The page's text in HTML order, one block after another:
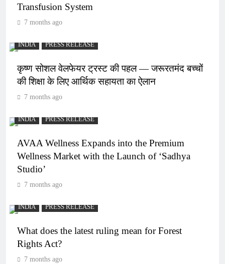
Transfusion System
7 months ago
INDIA PRESS RELEASE
कृष्ण सोशल वेलफेयर ट्रस्ट की पहल — जरूरतमंद बच्चों
की शिक्षा के लिए आर्थिक सहायता का ऐलान
7 months ago
INDIA PRESS RELEASE
AVAA Wellness Expands into the Premium
Wellness Market with the Launch of ‘Sadhya
Studio’
7 months ago
INDIA PRESS RELEASE
What does the latest ruling mean for Forest
Rights Act?
7 months ago